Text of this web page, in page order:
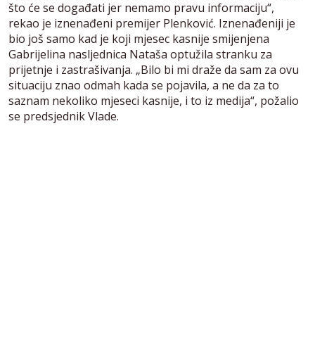
što će se događati jer nemamo pravu informaciju“,
rekao je iznenađeni premijer Plenković. Iznenađeniji je
bio još samo kad je koji mjesec kasnije smijenjena
Gabrijelina nasljednica Nataša optužila stranku za
prijetnje i zastrašivanja. „Bilo bi mi draže da sam za ovu
situaciju znao odmah kada se pojavila, a ne da za to
saznam nekoliko mjeseci kasnije, i to iz medija“, požalio
se predsjednik Vlade.